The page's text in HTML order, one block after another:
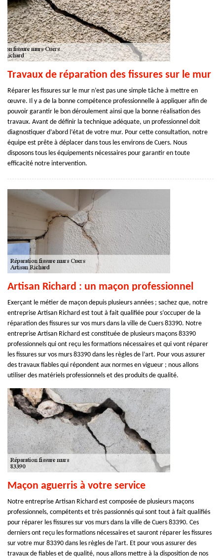
Travaux de réparation des fissures sur le mur
Réparer les fissures sur le mur n’est pas une simple tâche à mettre en
œuvre. Il y a de la bonne compétence professionnelle à appliquer afin de
pouvoir garantir le bon déroulement ainsi que la bonne réalisation des
travaux. Avant de définir la technique adéquate, un professionnel doit
diagnostiquer d’abord l’état de votre mur. Pour cette consultation, notre
équipe est prête à déplacer dans tous les environs de Cuers. Nous
disposons tous les équipements nécessaires pour garantir en toute
efficacité notre intervention.
Artisan Richard : un maçon professionnel
Exerçant le métier de maçon depuis plusieurs années ; sachez que, notre
entreprise Artisan Richard est tout à fait qualifiée pour s’occuper de la
réparation des fissures sur vos murs dans la ville de Cuers 83390. Notre
entreprise Artisan Richard est constituée de plusieurs maçons 83390
professionnels qui ont reçu les formations nécessaires et qui vont réparer
les fissures sur vos murs 83390 dans les règles de l’art. Pour vous assurer
des travaux fiables qui répondent aux normes en vigueur ; nous allons
utiliser des matériels professionnels et des produits de qualité.
Maçon aguerris à votre service
Notre entreprise Artisan Richard est composée de plusieurs maçons
professionnels, compétents et très passionnés qui sont tout à fait qualifiés
pour réparer les fissures sur vos murs dans la ville de Cuers 83390. Ces
derniers ont reçu les formations nécessaires et sauront réparer les fissures
sur votre mur 83390 dans les règles de l’art. Et pour vous assurer des
travaux de fiables et de qualité, nous allons mettre à la disposition de nos